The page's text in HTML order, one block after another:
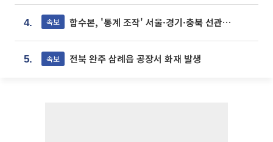
4. 속보 합수본, '통계 조작' 서울·경기·충북 선관위 등 추가 압수수색
5. 속보 전북 완주 삼례읍 공장서 화재 발생